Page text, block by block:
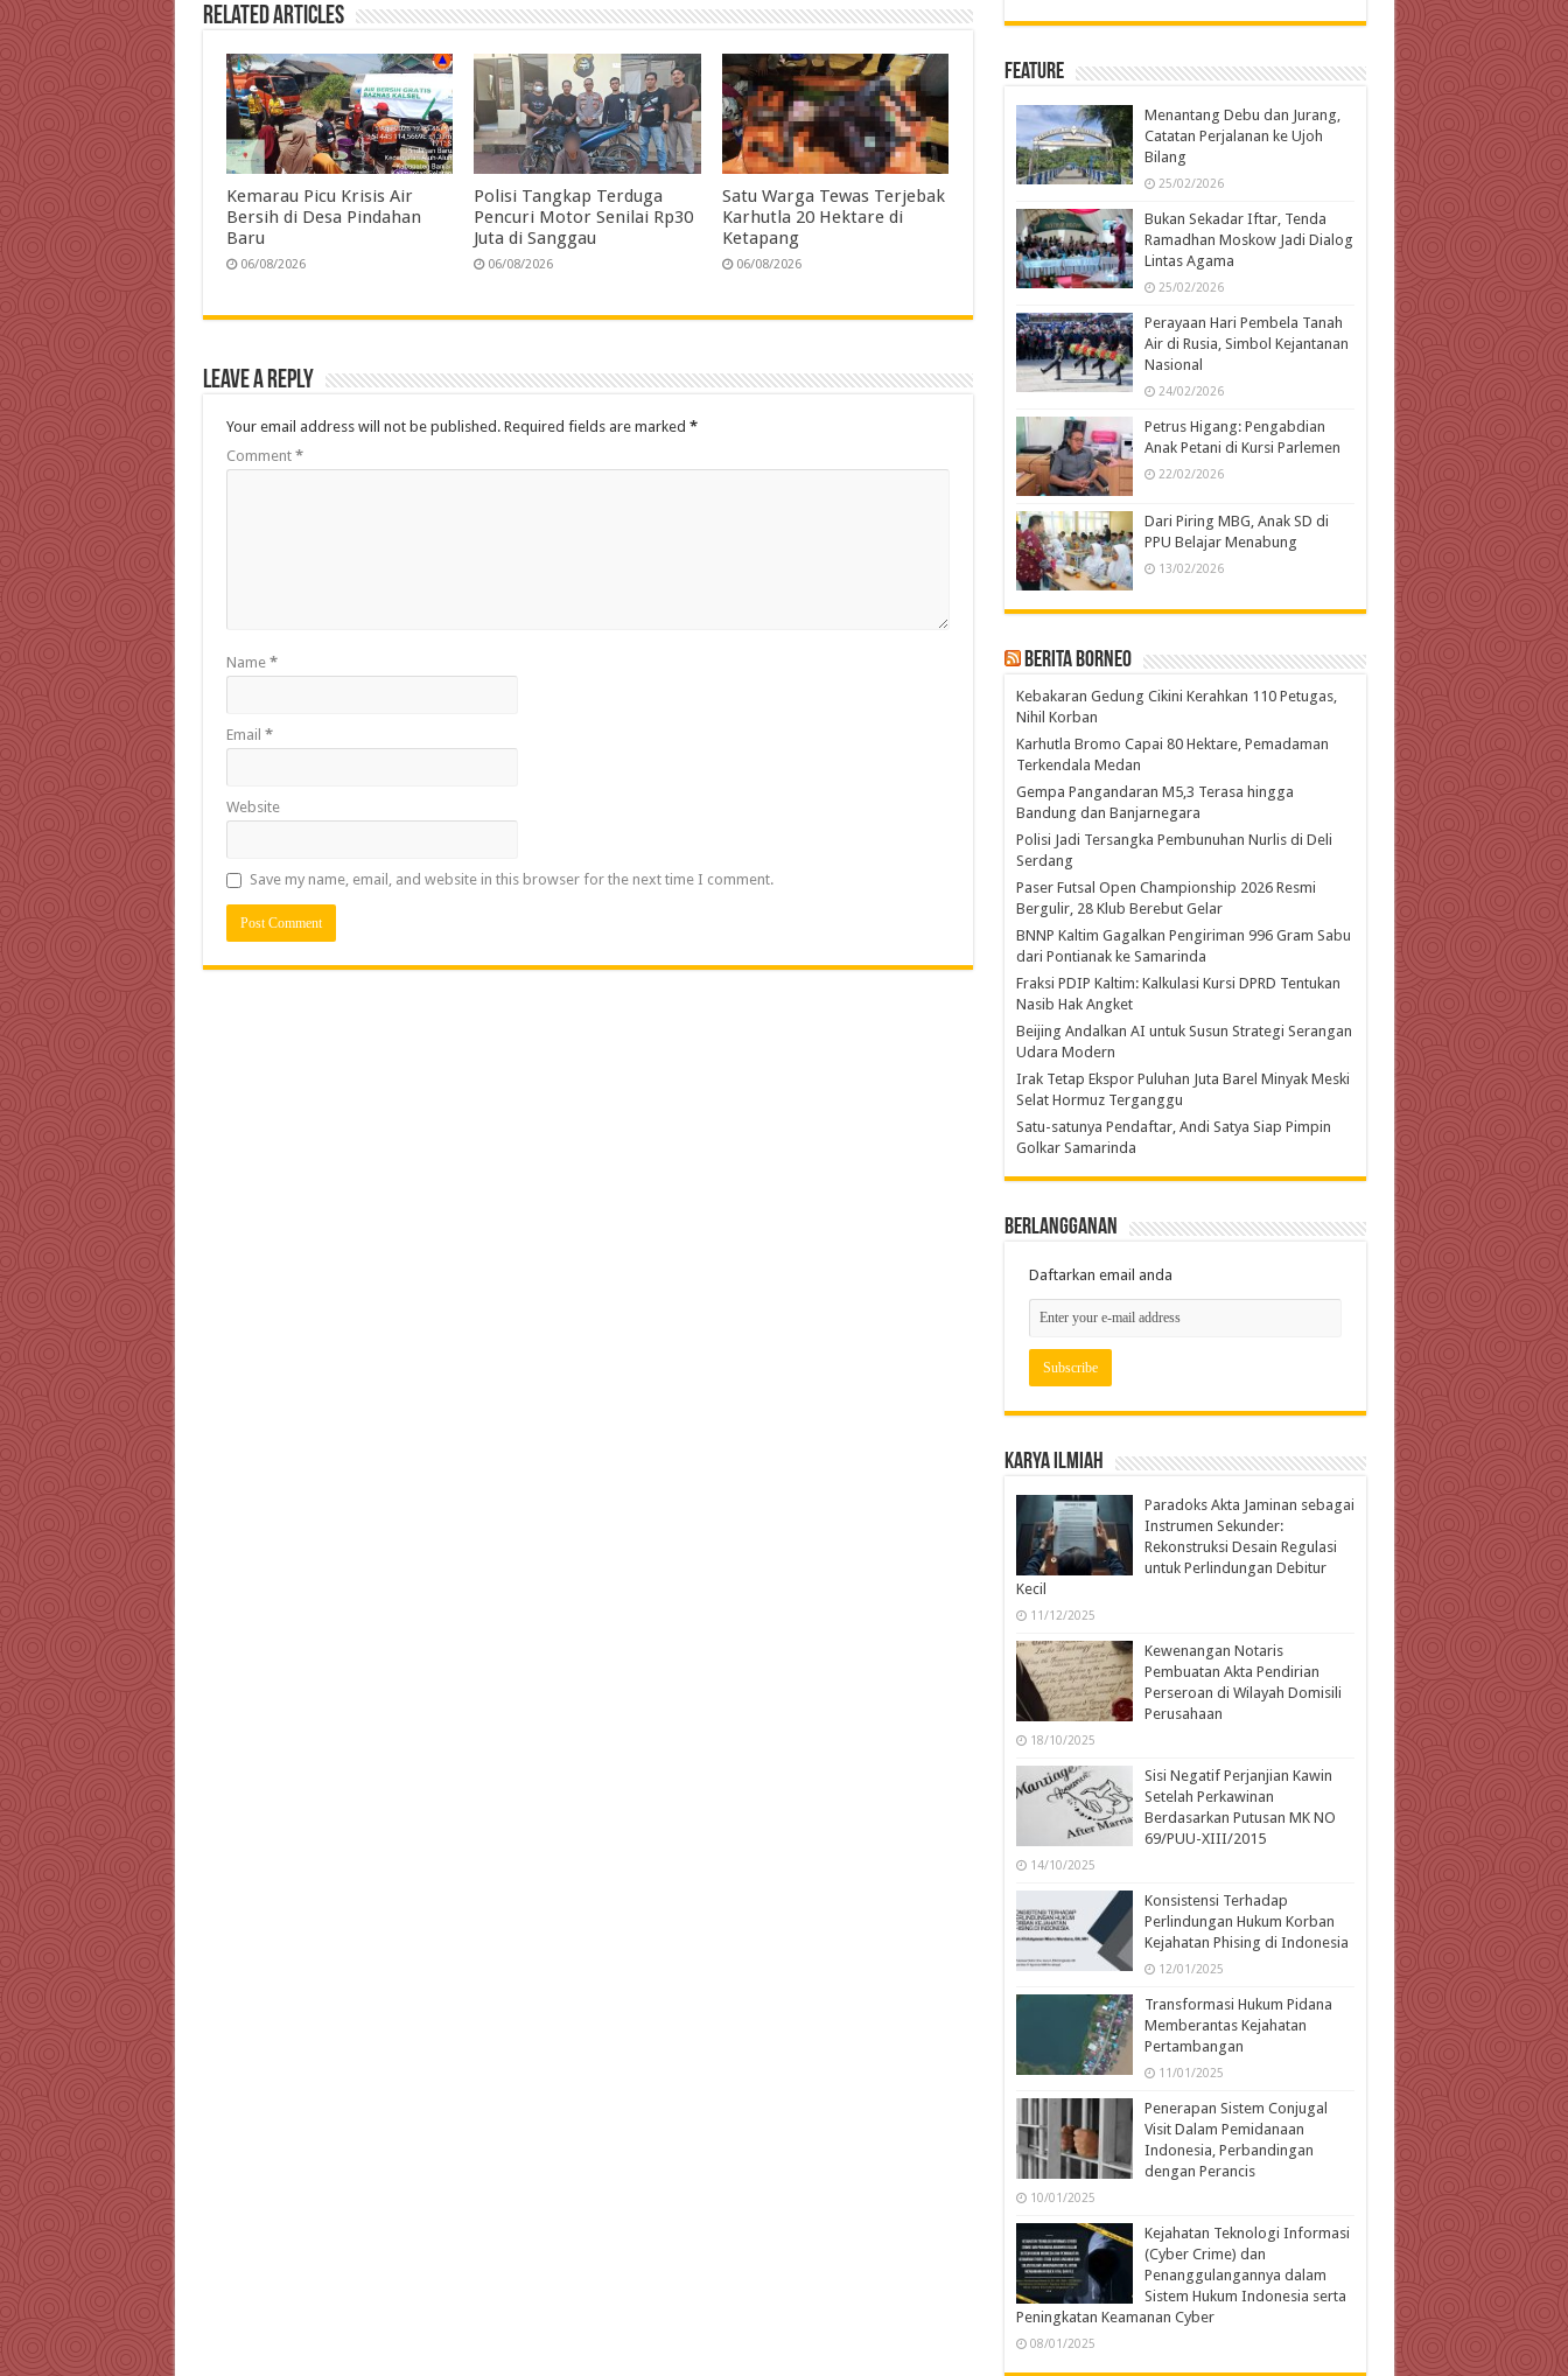
k
n
p
m
Related Articles
Kemarau Picu Krisis Air
Bersih di Desa Pindahan
Baru
06/08/2026
Polisi Tangkap Terduga
Pencuri Motor Senilai Rp30
Juta di Sanggau
06/08/2026
Satu Warga Tewas Terjebak
Karhutla 20 Hektare di
Ketapang
06/08/2026
Leave a Reply
Your email address will not be published. Required fields are marked *
Comment *
Name *
Email *
Website
Save my name, email, and website in this browser for the next time I comment.
Feature
Menantang Debu dan Jurang,
Catatan Perjalanan ke Ujoh
Bilang
25/02/2026
Bukan Sekadar Iftar, Tenda
Ramadhan Moskow Jadi Dialog
Lintas Agama
25/02/2026
Perayaan Hari Pembela Tanah
Air di Rusia, Simbol Kejantanan
Nasional
24/02/2026
Petrus Higang: Pengabdian
Anak Petani di Kursi Parlemen
22/02/2026
Dari Piring MBG, Anak SD di
PPU Belajar Menabung
13/02/2026
Berita Borneo
Kebakaran Gedung Cikini Kerahkan 110 Petugas,
Nihil Korban
Karhutla Bromo Capai 80 Hektare, Pemadaman
Terkendala Medan
Gempa Pangandaran M5,3 Terasa hingga
Bandung dan Banjarnegara
Polisi Jadi Tersangka Pembunuhan Nurlis di Deli
Serdang
Paser Futsal Open Championship 2026 Resmi
Bergulir, 28 Klub Berebut Gelar
BNNP Kaltim Gagalkan Pengiriman 996 Gram Sabu
dari Pontianak ke Samarinda
Fraksi PDIP Kaltim: Kalkulasi Kursi DPRD Tentukan
Nasib Hak Angket
Beijing Andalkan AI untuk Susun Strategi Serangan
Udara Modern
Irak Tetap Ekspor Puluhan Juta Barel Minyak Meski
Selat Hormuz Terganggu
Satu-satunya Pendaftar, Andi Satya Siap Pimpin
Golkar Samarinda
Berlangganan
Daftarkan email anda
Karya Ilmiah
Paradoks Akta Jaminan sebagai
Instrumen Sekunder:
Rekonstruksi Desain Regulasi
untuk Perlindungan Debitur
Kecil
11/12/2025
Kewenangan Notaris
Pembuatan Akta Pendirian
Perseroan di Wilayah Domisili
Perusahaan
18/10/2025
Sisi Negatif Perjanjian Kawin
Setelah Perkawinan
Berdasarkan Putusan MK NO
69/PUU-XIII/2015
14/10/2025
Konsistensi Terhadap
Perlindungan Hukum Korban
Kejahatan Phising di Indonesia
12/01/2025
Transformasi Hukum Pidana
Memberantas Kejahatan
Pertambangan
11/01/2025
Penerapan Sistem Conjugal
Visit Dalam Pemidanaan
Indonesia, Perbandingan
dengan Perancis
10/01/2025
Kejahatan Teknologi Informasi
(Cyber Crime) dan
Penanggulangannya dalam
Sistem Hukum Indonesia serta
Peningkatan Keamanan Cyber
08/01/2025